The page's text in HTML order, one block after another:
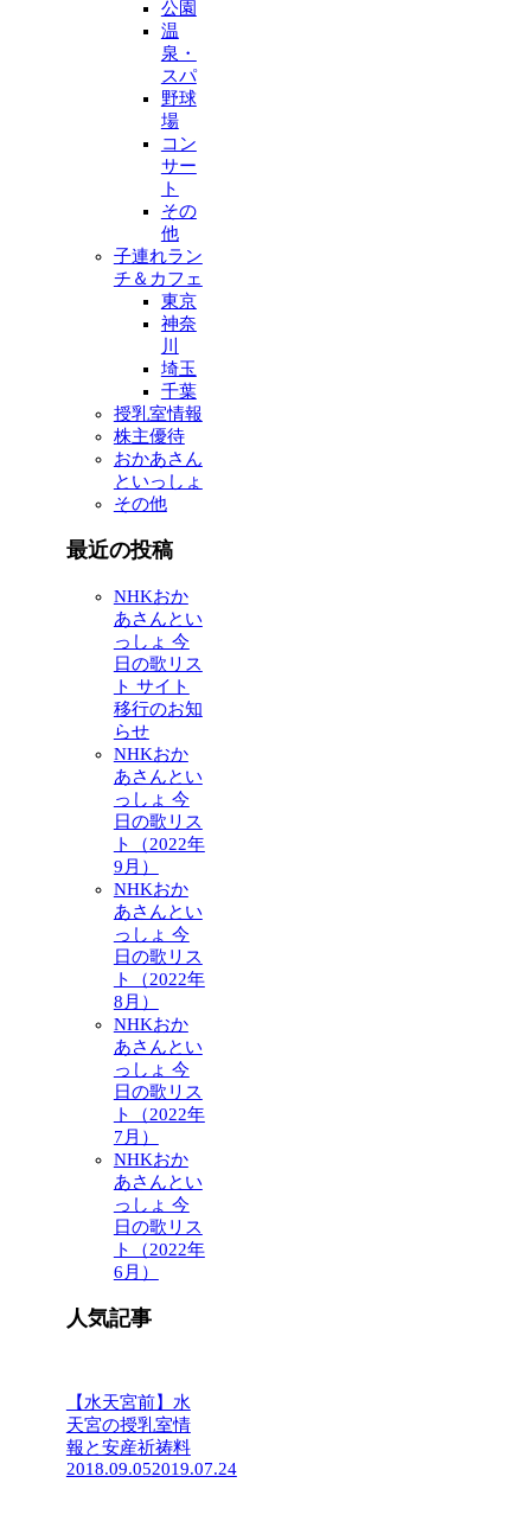
公園
温
泉・
スパ
野球
場
コン
サー
ト
その
他
子連れラン
チ＆カフェ
東京
神奈
川
埼玉
千葉
授乳室情報
株主優待
おかあさん
といっしょ
その他
最近の投稿
NHKおか
あさんとい
っしょ 今
日の歌リス
ト サイト
移行のお知
らせ
NHKおか
あさんとい
っしょ 今
日の歌リス
ト（2022年
9月）
NHKおか
あさんとい
っしょ 今
日の歌リス
ト（2022年
8月）
NHKおか
あさんとい
っしょ 今
日の歌リス
ト（2022年
7月）
NHKおか
あさんとい
っしょ 今
日の歌リス
ト（2022年
6月）
人気記事
【水天宮前】水
天宮の授乳室情
報と安産祈祷料
2018.09.052019.07.24